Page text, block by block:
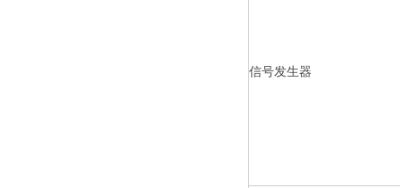
信号发生器